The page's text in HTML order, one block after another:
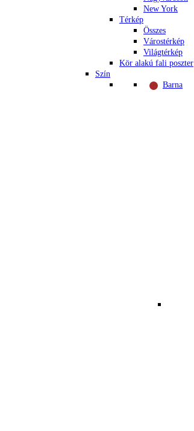
New York
Térkép
Összes
Várostérkép
Világtérkép
Kör alakú fali poszter
Szín
Barna